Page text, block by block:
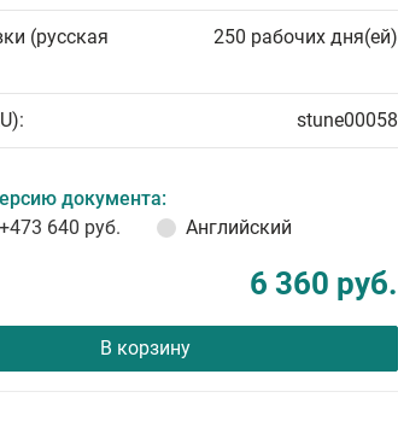
(русская
250 рабочих дня(ей)
stune00058
документа:
+473 640 руб. Английский
6 360 руб.
В корзину